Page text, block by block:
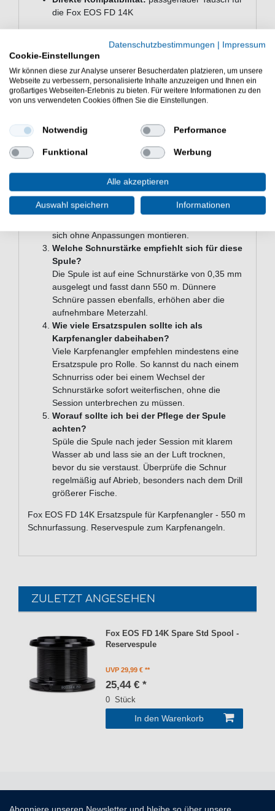
die Fox EOS FD 14K
Schnurfassung: 550 m / 0,35 mm
Kompatibel mit: Fox EOS FD 14K
Häufige Fragen zur Fox EOS FD 14K
Spare Std Spool
FD 14K Spare Std Spool?
Die Ersatzspule ist speziell für das
Karpfenangeln
konzipiert. Die hohe
Schnurfassung macht sie besonders geeignet für
starke Karpfen, die weite Fluchten unternehmen.
Mit welcher Rolle ist diese Spule kompatibel?
Die Spare Std Spool passt direkt zurFox EOS FD
sich ohne Anpassungen montieren.
Welche Schnurstärke empfiehlt sich für diese
Spule?
Die Spule ist auf eine Schnurstärke von 0,35 mm
ausgelegt und fasst dann 550 m. Dünnere
Schnüre passen ebenfalls, erhöhen aber die
aufnehmbare Meterzahl.
Wie viele Ersatzspulen sollte ich als
Karpfenangler dabeihaben?
Viele Karpfenangler empfehlen mindestens eine
Ersatzspule pro Rolle. So kannst du nach einem
Schnurriss oder bei einem Wechsel der
Schnurstärke sofort weiterfischen, ohne die
Session unterbrechen zu müssen.
Worauf sollte ich bei der Pflege der Spule
achten?
Spüle die Spule nach jeder Session mit klarem
Wasser ab und lass sie an der Luft trocknen,
bevor du sie verstaust. Überprüfe die Schnur
regelmäßig auf Abrieb, besonders nach dem Drill
größerer Fische.
Fox EOS FD 14K Ersatzspule für Karpfenangler - 550 m
Schnurfassung. Reservespule zum Karpfenangeln.
ZULETZT ANGESEHEN
Fox EOS FD 14K Spare Std Spool -
Reservespule
UVP 29,99 €
25,44 € *
0 Stück
In den Warenkorb
Datenschutzbestimmungen | Impressum
Cookie-Einstellungen
Wir können diese zur Analyse unserer Besucherdaten platzieren, um unsere
Webseite zu verbessern, personalisierte Inhalte anzuzeigen und Ihnen ein
großartiges Webseiten-Erlebnis zu bieten. Für weitere Informationen zu den
von uns verwendeten Cookies öffnen Sie die Einstellungen.
Notwendig Performance
Funktional Werbung
Alle akzeptieren
Auswahl speichern Informationen